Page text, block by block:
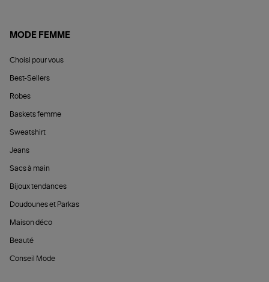
MODE FEMME
Choisi pour vous
Best-Sellers
Robes
Baskets femme
Sweatshirt
Jeans
Sacs à main
Bijoux tendances
Doudounes et Parkas
Maison déco
Beauté
Conseil Mode